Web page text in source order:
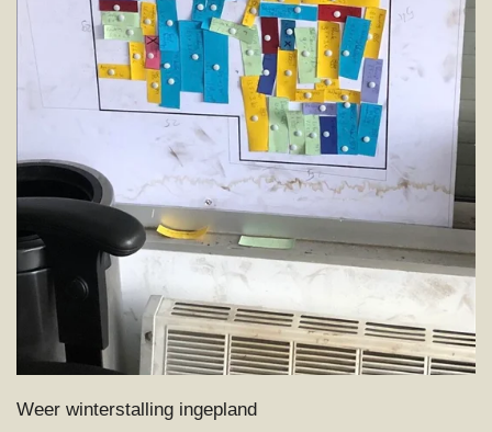
Weer winterstalling ingepland